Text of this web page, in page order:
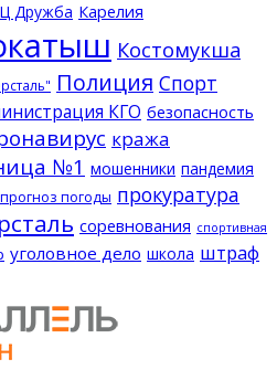
Дружба Карелия
Костомукша
Полиция Спорт
КГО безопасность
кража
№1 мошенники пандемия
прогноз погоды прокуратура
соревнования спортивная
уголовное дело школа штраф